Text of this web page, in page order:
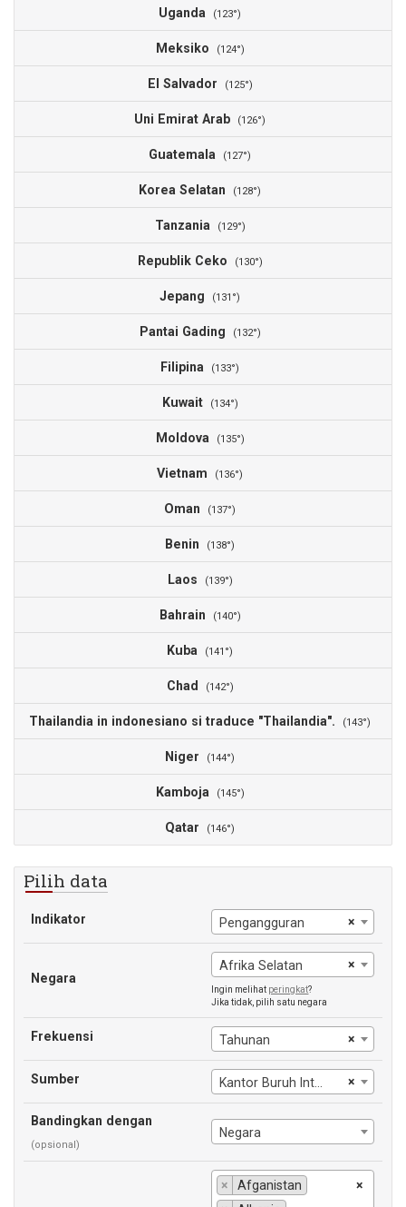
Uganda (123°)
Meksiko (124°)
El Salvador (125°)
Uni Emirat Arab (126°)
Guatemala (127°)
Korea Selatan (128°)
Tanzania (129°)
Republik Ceko (130°)
Jepang (131°)
Pantai Gading (132°)
Filipina (133°)
Kuwait (134°)
Moldova (135°)
Vietnam (136°)
Oman (137°)
Benin (138°)
Laos (139°)
Bahrain (140°)
Kuba (141°)
Chad (142°)
Thailandia in indonesiano si traduce "Thailandia". (143°)
Niger (144°)
Kamboja (145°)
Qatar (146°)
Pilih data
Indikator ×
Pengangguran
Negara
×
Afrika Selatan
Ingin melihat peringkat?
Jika tidak, pilih satu negara
Frekuensi ×
Tahunan
Sumber ×
Kantor Buruh Internasional
Bandingkan dengan
(opsional)
Negara
×
×
Afganistan